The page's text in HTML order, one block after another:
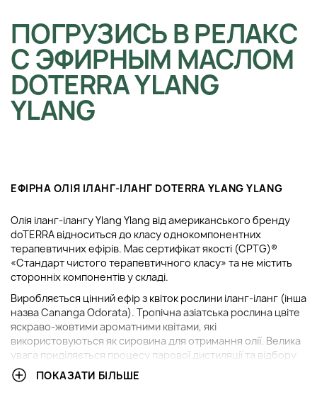
ПОГРУЗИСЬ В РЕЛАКС
С ЭФИРНЫМ МАСЛОМ
DOTERRA YLANG
YLANG
ЕФІРНА ОЛІЯ ІЛАНГ-ІЛАНГ DOTERRA YLANG YLANG
Олія іланг-ілангу Ylang Ylang від американського бренду
doTERRA відноситься до класу однокомпонентних
терапевтичних ефірів. Має сертифікат якості (CPTG)®
«Стандарт чистого терапевтичного класу» та не містить
сторонніх компонентів у складі.
Виробляється цінний ефір з квіток рослини іланг-іланг (інша
назва Cananga Odorata). Тропічна азіатська рослина цвіте
яскраво-жовтими ароматними квітами, які
використовуються як сировина для отримання олії. Велика
увага приділяється процесу парової дистиляції та відбору
первинних продуктів виготовлення ефіру. doTERRA
виготовляє свої ефірні олії виключно з свіжозібраних квітів,
ПОКАЗАТИ БІЛЬШЕ